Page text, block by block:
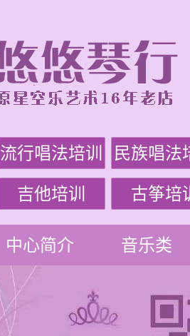
流行唱法培训 民族唱法
吉他培训 古筝培
中心简介 音乐类